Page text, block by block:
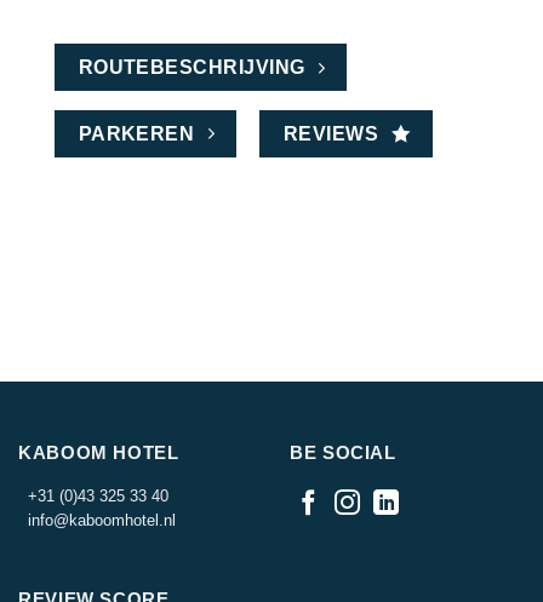
ROUTEBESCHRIJVING
PARKEREN REVIEWS
KABOOM HOTEL
+31 (0)43 325 33 40
info@kaboomhotel.nl
BE SOCIAL